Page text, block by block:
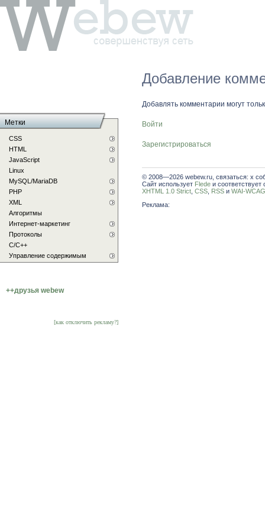
Добавление
Добавлять комментарии могут
Войти
Зарегистрироваться
© 2008—2026 webew.ru, связаться: x
Сайт использует Flede и соответствует
XHTML 1.0 Strict CSS RSS и WAI-
Реклама:
Метки
CSS
HTML
JavaScript
Linux
MySQL/MariaDB
PHP
XML
Алгоритмы
Интернет-маркетинг
Протоколы
С/C++
Управление содержимым
++друзья webew
[как отключить рекламу?]